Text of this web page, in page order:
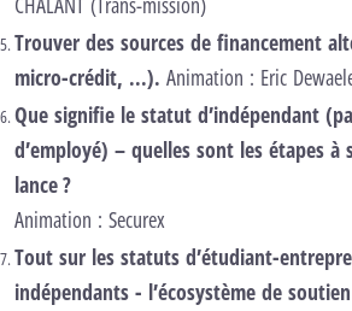
Trouver des sources de financement
micro-crédit, ...). Animation : Eric
Que signifie le statut d’indépendant
d’employé) – quelles sont les étapes à
lance ?
Animation : Securex
Tout sur les statuts d’étudiant-
indépendants - l’écosystème de soutien